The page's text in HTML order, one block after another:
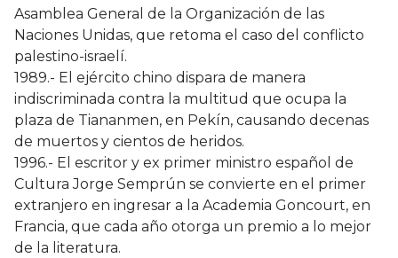
Asamblea General de la Organización de las
Naciones Unidas, que retoma el caso del conflicto
palestino-israelí.
1989.- El ejército chino dispara de manera
indiscriminada contra la multitud que ocupa la
plaza de Tiananmen, en Pekín, causando decenas
de muertos y cientos de heridos.
1996.- El escritor y ex primer ministro español de
Cultura Jorge Semprún se convierte en el primer
extranjero en ingresar a la Academia Goncourt, en
Francia, que cada año otorga un premio a lo mejor
de la literatura.